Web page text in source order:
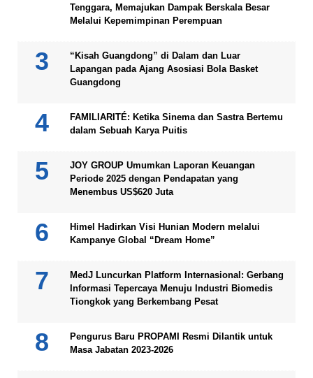
Tenggara, Memajukan Dampak Berskala Besar
Melalui Kepemimpinan Perempuan
“Kisah Guangdong” di Dalam dan Luar
Lapangan pada Ajang Asosiasi Bola Basket
Guangdong
FAMILIARITÉ: Ketika Sinema dan Sastra Bertemu
dalam Sebuah Karya Puitis
JOY GROUP Umumkan Laporan Keuangan
Periode 2025 dengan Pendapatan yang
Menembus US$620 Juta
Himel Hadirkan Visi Hunian Modern melalui
Kampanye Global “Dream Home”
MedJ Luncurkan Platform Internasional: Gerbang
Informasi Tepercaya Menuju Industri Biomedis
Tiongkok yang Berkembang Pesat
Pengurus Baru PROPAMI Resmi Dilantik untuk
Masa Jabatan 2023-2026